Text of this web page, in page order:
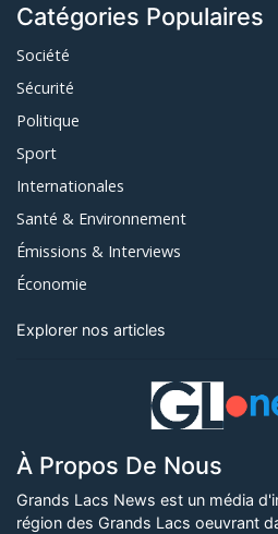
Catégories Populaires
Société
Sécurité
Politique
Sport
Internationales
Santé & Environnement
Émissions & Interviews
Économie
Explorer nos articles
À Propos De Nous
Grands Lacs News est un média
région des Grands Lacs oeuvrant